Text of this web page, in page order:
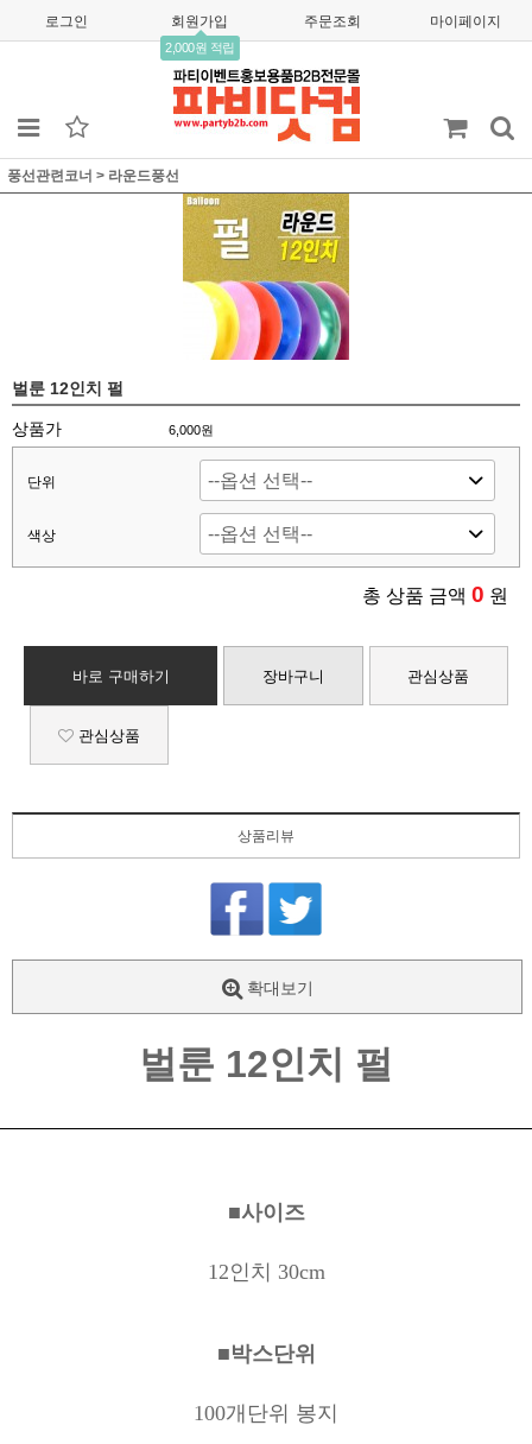
로그인 회원가입
2,000원 적립
주문조회 마이페이지
풍선관련코너 > 라운드풍선
벌룬 12인치 펄
상품가 6,000원
단위
색상
총 상품 금액 0 원
바로 구매하기 장바구니 관심상품
관심상품
상품리뷰
확대보기
벌룬 12인치 펄
■사이즈
12인치 30cm
■박스단위
100개단위 봉지